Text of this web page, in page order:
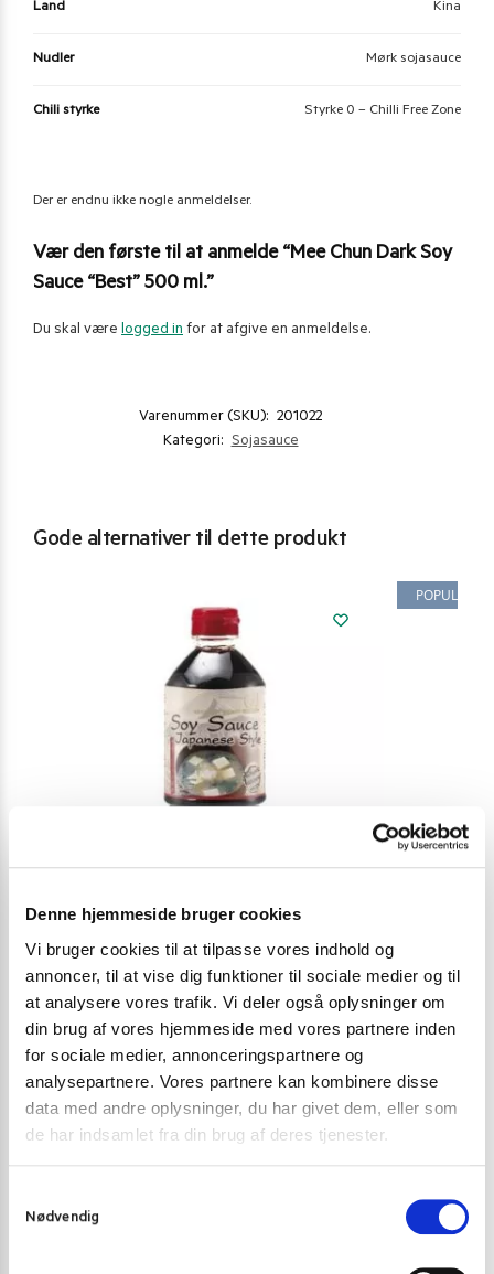
Denne hjemmeside bruger cookies
Vi bruger cookies til at tilpasse vores indhold og
annoncer, til at vise dig funktioner til sociale medier og til
at analysere vores trafik. Vi deler også oplysninger om
din brug af vores hjemmeside med vores partnere inden
for sociale medier, annonceringspartnere og
analysepartnere. Vores partnere kan kombinere disse
data med andre oplysninger, du har givet dem, eller som
de har indsamlet fra din brug af deres tjenester.
Nødvendig
Land Kina
Nudler Mørk sojasauce
Chili styrke Styrke 0 – Chilli Free Zone
Der er endnu ikke nogle anmeldelser.
Vær den første til at anmelde “Mee Chun Dark Soy
Sauce “Best” 500 ml.”
Du skal være logged in for at afgive en anmeldelse.
Varenummer (SKU): 201022
Kategori: Sojasauce
Gode alternativer til dette produkt
SOJASAUCE,SUSHI SOJA, DRESSING OG SAUCER
Healthy Boy Japansk Sojasauce All purpose 1 l.
69,00kr.
POPULÆR
SOJASAUCE
salt) 500 ml.